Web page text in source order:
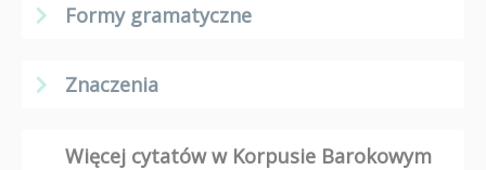
Formy gramatyczne
Znaczenia
Więcej cytatów w Korpusie Barokowym